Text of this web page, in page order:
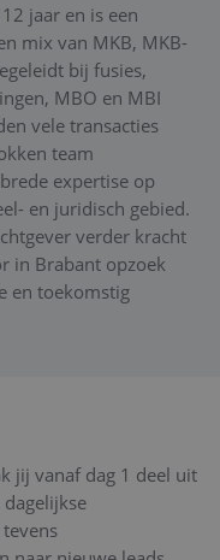
jaar en is een
mix van MKB, MKB-
bij fusies,
MBO en MBI
vele transacties
team
expertise op
en juridisch gebied.
verder kracht
in Brabant opzoek
en toekomstig
jij vanaf dag 1 deel uit